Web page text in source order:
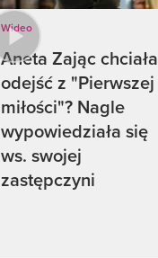
Wideo
Aneta Zając chciała
odejść z "Pierwszej
miłości"? Nagle
wypowiedziała się
ws. swojej
zastępczyni